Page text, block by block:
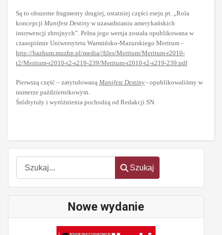
Szukaj
Szukaj
Nowe wydanie
Są to obszerne fragmenty drugiej, ostatniej części eseju pt. „Rola
koncepcji Manifest Destiny w uzasadnianiu amerykańskich
interwencji zbrojnych”. Pełna jego wersja została opublikowana w
czasopiśmie Uniwersytetu Warmińsko-Mazurskiego Meritum -
http://bazhum.muzhp.pl/media//files/Meritum/Meritum-r2010-
t2/Meritum-r2010-t2-s219-239/Meritum-r2010-t2-s219-239.pdf
Pierwszą część – zatytułowaną Manifest Destiny - opublikowaliśmy w
numerze październikowym.
Śródtytuły i wyróżnienia pochodzą od Redakcji SN.